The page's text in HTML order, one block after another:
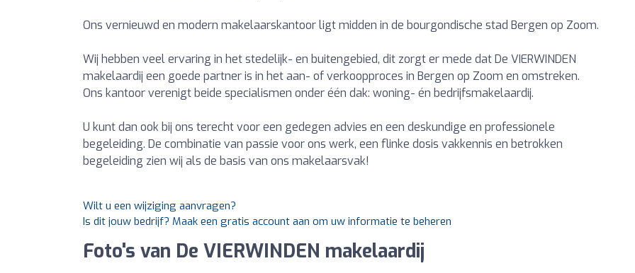
Ons vernieuwd en modern makelaarskantoor ligt midden in de bourgondische stad Bergen op Zoom.
Wij hebben veel ervaring in het stedelijk- en buitengebied, dit zorgt er mede dat De VIERWINDEN
makelaardij een goede partner is in het aan- of verkoopproces in Bergen op Zoom en omstreken.
Ons kantoor verenigt beide specialismen onder één dak: woning- én bedrijfsmakelaardij.
U kunt dan ook bij ons terecht voor een gedegen advies en een deskundige en professionele
begeleiding. De combinatie van passie voor ons werk, een flinke dosis vakkennis en betrokken
begeleiding zien wij als de basis van ons makelaarsvak!
Wilt u een wijziging aanvragen?
Is dit jouw bedrijf? Maak een gratis account aan om uw informatie te beheren
Foto's van De VIERWINDEN makelaardij